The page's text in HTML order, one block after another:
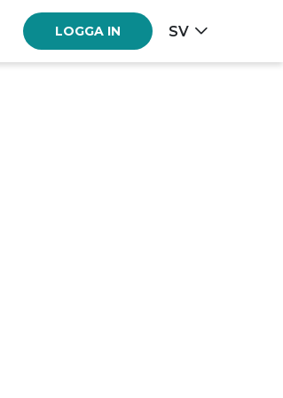
LOGGA IN SV